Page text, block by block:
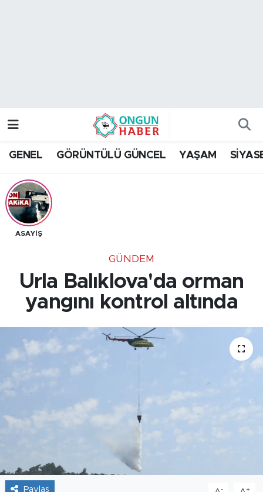
GENEL GÖRÜNTÜLÜ GÜNCEL YAŞAM
ASAYİŞ
GÜNDEM
Urla Balıklova'da orman
yangını kontrol altında
Paylaş - +
Trafik Durumu
Tüm Manşetler
Son Dakika Haberleri